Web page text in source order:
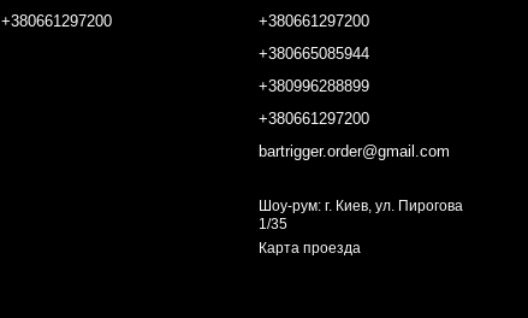
+380661297200
+380661297200
+380665085944
+380996288899
+380661297200
bartrigger.order@gmail.com
Шоу-рум: г. Киев, ул. Пирогова
1/35
Карта проезда